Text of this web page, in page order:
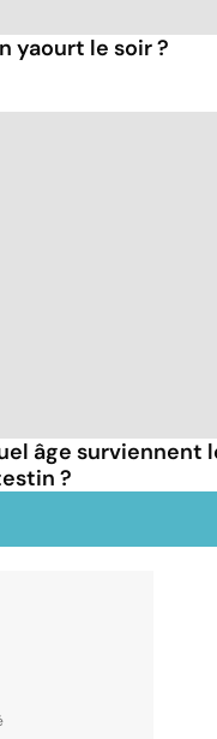
yaourt le soir ?
âge surviennent
?